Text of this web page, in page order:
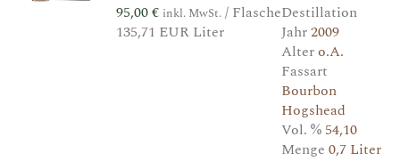
95,00€ inkl. MwSt. / Flasche
135,71 EUR Liter
Destillation
Jahr2009
Altero.A.
Fassart
Bourbon
Hogshead
Vol. % 54,10
Menge0,7 Liter